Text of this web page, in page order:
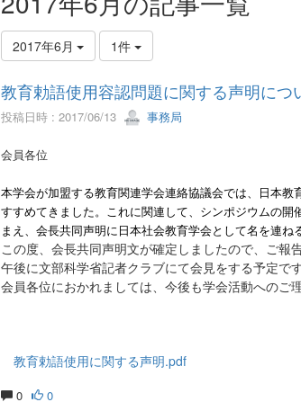
2017年6月 1件
教育勅語使用容認問題に関する声明につ
投稿日時 : 2017/06/13 事務局
会員各位
本学会が加盟する教育関連学会連絡協議会では、日本
すすめてきました。これに関連して、シンポジウムの開
まえ、会長共同声明に日本社会教育学会として名を連ね
この度、会長共同声明文が確定しましたので、ご報
午後に文部科学省記者クラブにて会見をする予定で
会員各位におかれましては、今後も学会活動へのご
事務局長 大
教育勅語使用に関する声明.pdf
0 0